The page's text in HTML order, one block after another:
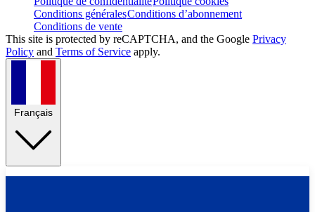
Conditions généralesConditions d’abonnement
Conditions de vente
This site is protected by reCAPTCHA, and the Google Privacy
Policy and Terms of Service apply.
Français